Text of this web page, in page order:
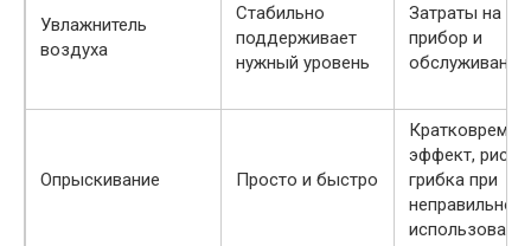
Увлажнитель
воздуха
Стабильно
поддерживает
нужный уровень
Затраты на
прибор и
обслуживание
Опрыскивание Просто и быстро
эффект, риск
грибка при
неправильном